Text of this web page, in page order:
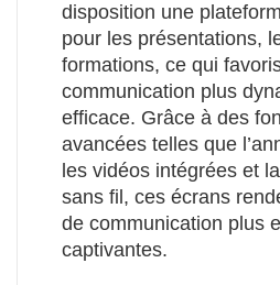
disposition une
pour les présentations,
formations, ce qui
communication plus
efficace. Grâce à des
avancées telles que
les vidéos intégrées et
sans fil, ces écrans
de communication plus
captivantes.